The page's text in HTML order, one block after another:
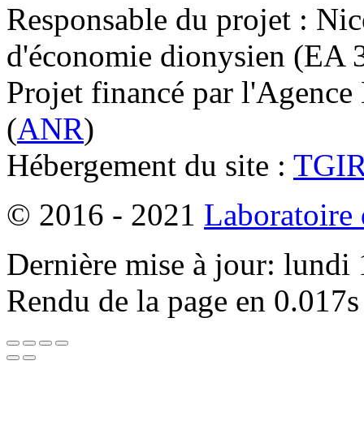
Responsable du projet :
d'économie dionysien
Projet financé par l'Agence
(ANR)
Hébergement du site :
© 2016 - 2021 Laboratoire
Dernière mise à jour:
Rendu de la page en 0.017s